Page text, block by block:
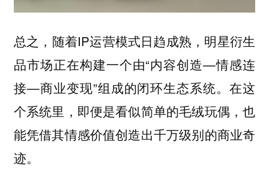
总之，随着IP运营模式日趋成熟，明星衍生
品市场正在构建一个由“内容创造—情感连
接—商业变现”组成的闭环生态系统。在这
个系统里，即便是看似简单的毛绒玩偶，也
能凭借其情感价值创造出千万级别的商业奇
迹。